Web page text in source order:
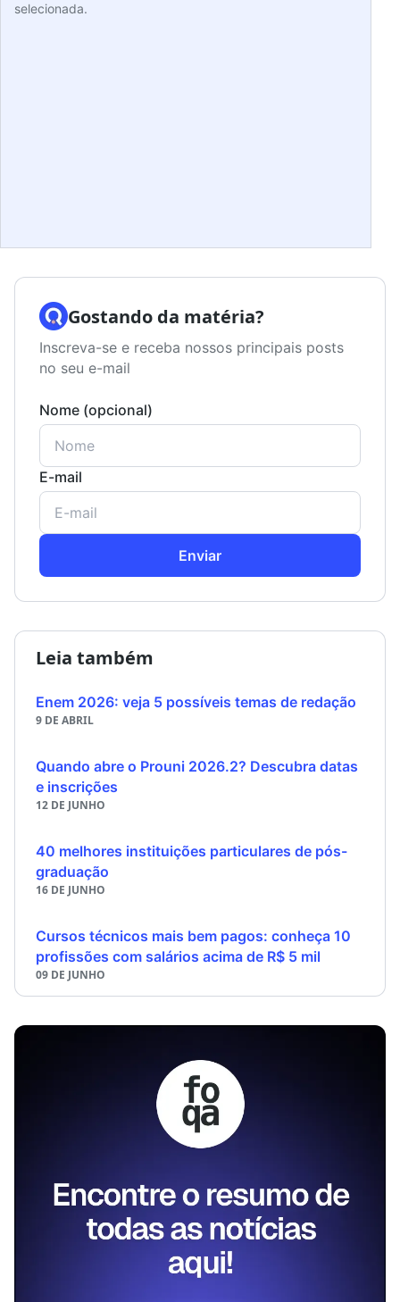
selecionada.
Gostando da matéria?
Inscreva-se e receba nossos principais posts
no seu e-mail
Nome (opcional)
E-mail
Enviar
Leia também
Enem 2026: veja 5 possíveis temas de redação
9 DE ABRIL
Quando abre o Prouni 2026.2? Descubra datas
e inscrições
12 DE JUNHO
40 melhores instituições particulares de pós-
graduação
16 DE JUNHO
Cursos técnicos mais bem pagos: conheça 10
profissões com salários acima de R$ 5 mil
09 DE JUNHO